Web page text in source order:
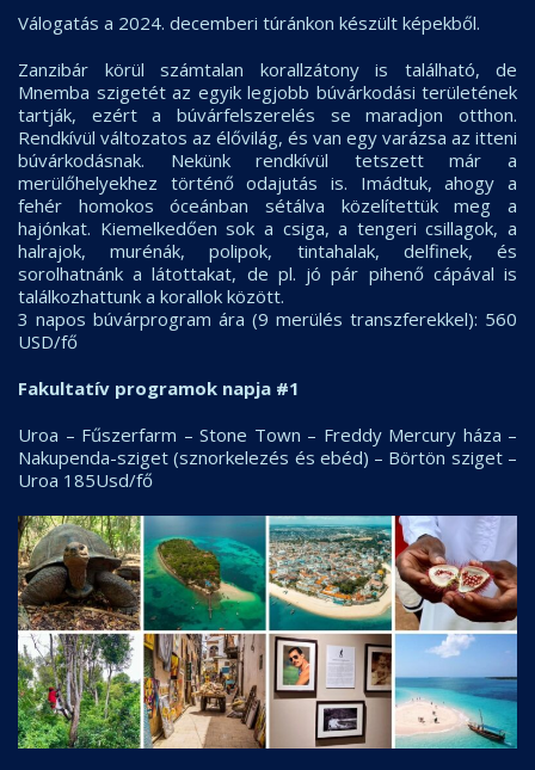
Válogatás a 2024. decemberi túránkon készült képekből.
Zanzibár körül számtalan korallzátony is található, de
Mnemba szigetét az egyik legjobb búvárkodási területének
tartják, ezért a búvárfelszerelés se maradjon otthon.
Rendkívül változatos az élővilág, és van egy varázsa az itteni
búvárkodásnak. Nekünk rendkívül tetszett már a
merülőhelyekhez történő odajutás is. Imádtuk, ahogy a
fehér homokos óceánban sétálva közelítettük meg a
hajónkat. Kiemelkedően sok a csiga, a tengeri csillagok, a
halrajok, murénák, polipok, tintahalak, delfinek, és
sorolhatnánk a látottakat, de pl. jó pár pihenő cápával is
találkozhattunk a korallok között.
3 napos búvárprogram ára (9 merülés transzferekkel): 560
USD/fő
Fakultatív programok napja #1
Uroa – Fűszerfarm – Stone Town – Freddy Mercury háza –
Nakupenda-sziget (sznorkelezés és ebéd) – Börtön sziget –
Uroa 185Usd/fő